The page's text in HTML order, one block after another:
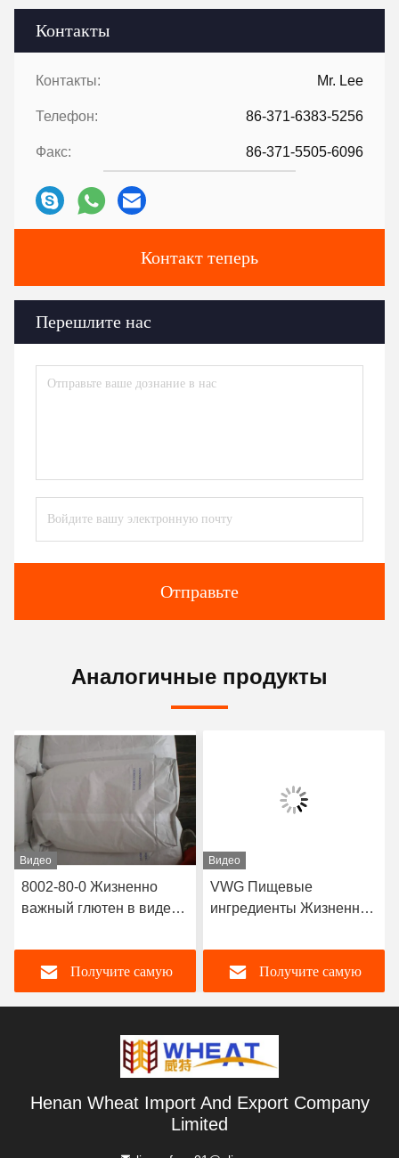
Контакты
Контакты: Mr. Lee
Телефон: 86-371-6383-5256
Факс: 86-371-5505-6096
Контакт теперь
Перешлите нас
Отправьте
Аналогичные продукты
Видео
8002-80-0 Жизненно
важный глютен в виде
выпекания для
повышения прочности
теста
Получите самую
Видео
VWG Пищевые
ингредиенты Жизненно
глютен протеин 82,2%
Для хлебного торта
Получите самую
Henan Wheat Import And Export Company
Limited